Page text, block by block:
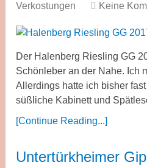
Verkostungen
Keine
Der Halenberg Riesling GG
Schönleber an der Nahe. Ich
Allerdings hatte ich bisher
süßliche Kabinett und
[Continue Reading...]
Untertürkheimer